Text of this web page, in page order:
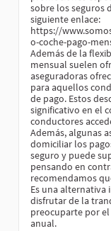
sobre los seguros
siguiente enlace:
https://
o-coche-pago-
Además de la
mensual suelen
aseguradoras
para aquellos
de pago. Estos
significativo en el
conductores
Además, algunas
domiciliar los
seguro y puede
pensando en
recomendamos
Es una
disfrutar de la
preocuparte por
anual.